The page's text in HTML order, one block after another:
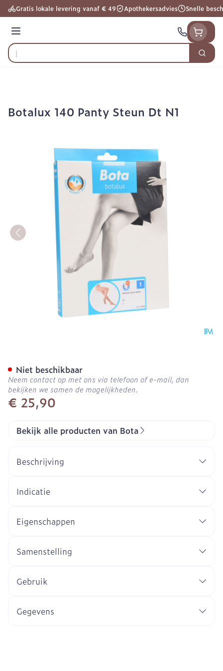
Ga naar de inhoud
Gratis lokale levering vanaf € 49 Apothekersadvies Snelle
Menu
Product, merk, categorie...
Zoek
Botalux 140 Panty Steun Dt N1
€ 25,90
Niet beschikbaar
Neem contact op met ons via telefoon of e-mail, dan
bekijken we samen de mogelijkheden.
Bekijk alle producten van Bota
Beschrijving
Indicatie
Eigenschappen
Samenstelling
Gebruik
Gegevens